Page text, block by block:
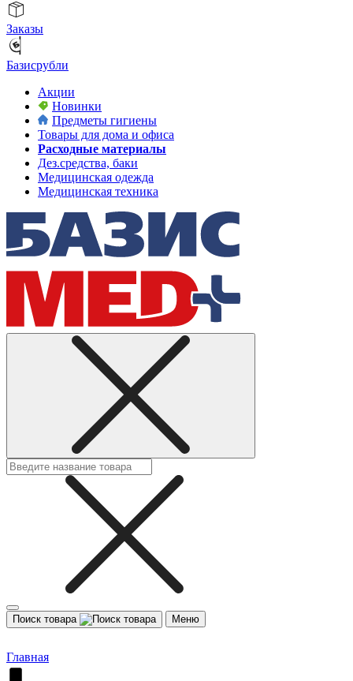
Заказы
Базисрубли
Акции
Новинки
Предметы гигиены
Товары для дома и офиса
Расходные материалы
Дез.средства, баки
Медицинская одежда
Медицинская техника
Поиск товара Меню
Главная